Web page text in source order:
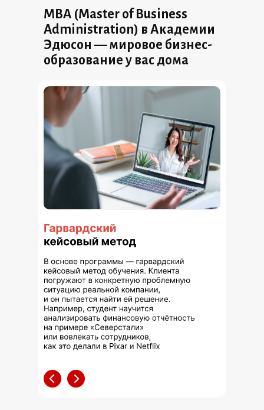
MBA (Master of Business
Administration) в Академии
Эдюсон — мировое бизнес-
образование у вас дома